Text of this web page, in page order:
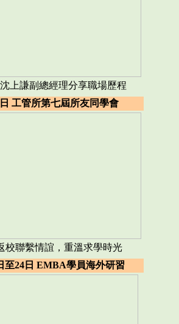
上謙副總經理分享職場歷程
工管所第七屆所友同學會
校聯繫情誼，重溫求學時光
至24日 EMBA學員海外研習